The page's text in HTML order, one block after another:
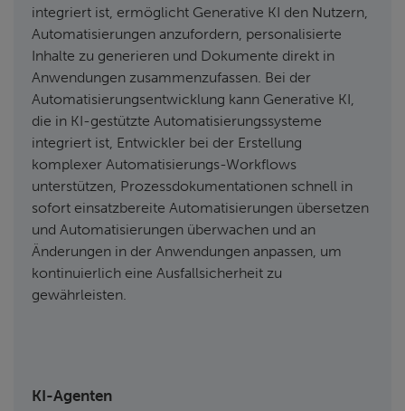
integriert ist, ermöglicht Generative KI den Nutzern,
Automatisierungen anzufordern, personalisierte
Inhalte zu generieren und Dokumente direkt in
Anwendungen zusammenzufassen. Bei der
Automatisierungsentwicklung kann Generative KI,
die in KI-gestützte Automatisierungssysteme
integriert ist, Entwickler bei der Erstellung
komplexer Automatisierungs-Workflows
unterstützen, Prozessdokumentationen schnell in
sofort einsatzbereite Automatisierungen übersetzen
und Automatisierungen überwachen und an
Änderungen in der Anwendungen anpassen, um
kontinuierlich eine Ausfallsicherheit zu
gewährleisten.
KI-Agenten